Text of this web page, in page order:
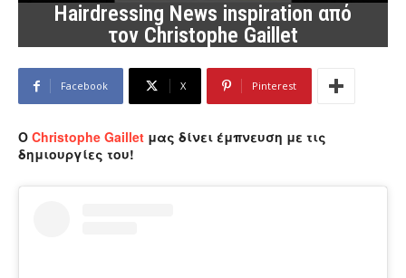
Hairdressing News inspiration από
τον Christophe Gaillet
Facebook X Pinterest
Ο Christophe Gaillet μας δίνει έμπνευση με τις
δημιουργίες του!